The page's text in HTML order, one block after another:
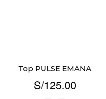
Top PULSE EMANA
S/125.00